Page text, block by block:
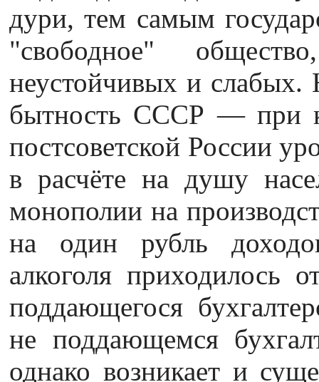
дури, тем самым
"свободное"
неустойчивых и
бытность СССР — при
постсоветской России
в расчёте на душу
монополии на
на один рубль
алкоголя приходилось
поддающегося
не поддающемся
однако возникает и